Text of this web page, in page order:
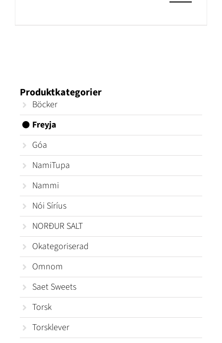
Produktkategorier
Böcker
Freyja
Góa
NamiTupa
Nammi
Nói Síríus
NORÐUR SALT
Okategoriserad
Omnom
Saet Sweets
Torsk
Torsklever